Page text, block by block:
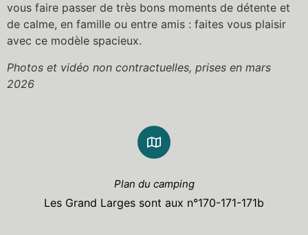
vous faire passer de très bons moments de détente et
de calme, en famille ou entre amis : faites vous plaisir
avec ce modèle spacieux.
Photos et vidéo non contractuelles, prises en mars
2026
Plan du camping
Les Grand Larges sont aux n°170-171-171b